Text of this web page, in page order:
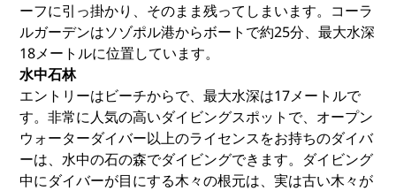
ーフに引っ掛かり、そのまま残ってしまいます。コーラ
ルガーデンはソゾポル港からボートで約25分、最大水深
18メートルに位置しています。
水中石林
エントリーはビーチからで、最大水深は17メートルで
す。非常に人気の高いダイビングスポットで、オープン
ウォーターダイバー以上のライセンスをお持ちのダイバ
ーは、水中の石の森でダイビングできます。ダイビング
中にダイバーが目にする木々の根元は、実は古い木々が